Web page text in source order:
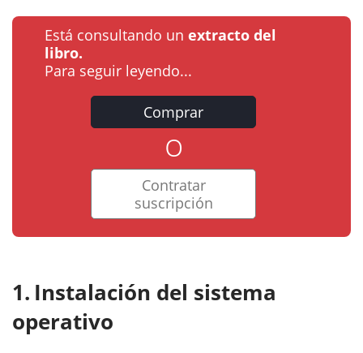
Está consultando un extracto del
libro.
Para seguir leyendo...
Comprar
o
Contratar
suscripción
Instalación del sistema
operativo